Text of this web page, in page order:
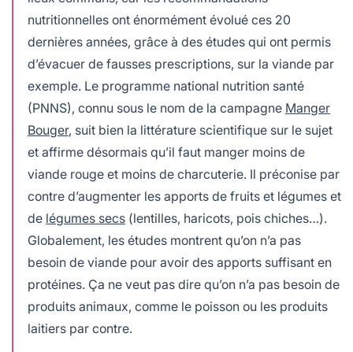
nutritionnelles ont énormément évolué ces 20
dernières années, grâce à des études qui ont permis
d’évacuer de fausses prescriptions, sur la viande par
exemple. Le programme national nutrition santé
(PNNS), connu sous le nom de la campagne Manger
Bouger, suit bien la littérature scientifique sur le sujet
et affirme désormais qu’il faut manger moins de
viande rouge et moins de charcuterie. Il préconise par
contre d’augmenter les apports de fruits et légumes et
de légumes secs (lentilles, haricots, pois chiches…).
Globalement, les études montrent qu’on n’a pas
besoin de viande pour avoir des apports suffisant en
protéines. Ça ne veut pas dire qu’on n’a pas besoin de
produits animaux, comme le poisson ou les produits
laitiers par contre.